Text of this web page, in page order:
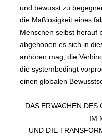
und bewusst zu
die Maßlosigkeit eines
Menschen selbst herauf
abgehoben es sich in
anhören mag, die
die systembedingt
einen globalen
DAS ERWACHEN
IM
UND DIE